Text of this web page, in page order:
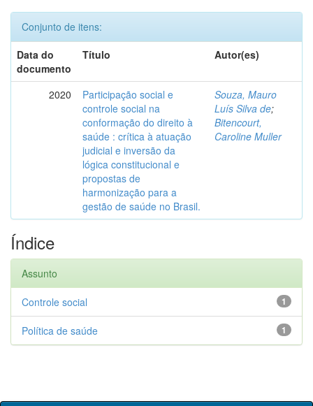
Conjunto de itens:
Data do
documento
Título Autor(es)
2020
Participação social e
controle social na
conformação do direito à
saúde : crítica à atuação
judicial e inversão da
lógica constitucional e
propostas de
harmonização para a
gestão de saúde no Brasil.
Souza, Mauro
Luís Silva de;
Bitencourt,
Caroline Muller
Índice
Assunto
1
Controle social
1
Política de saúde